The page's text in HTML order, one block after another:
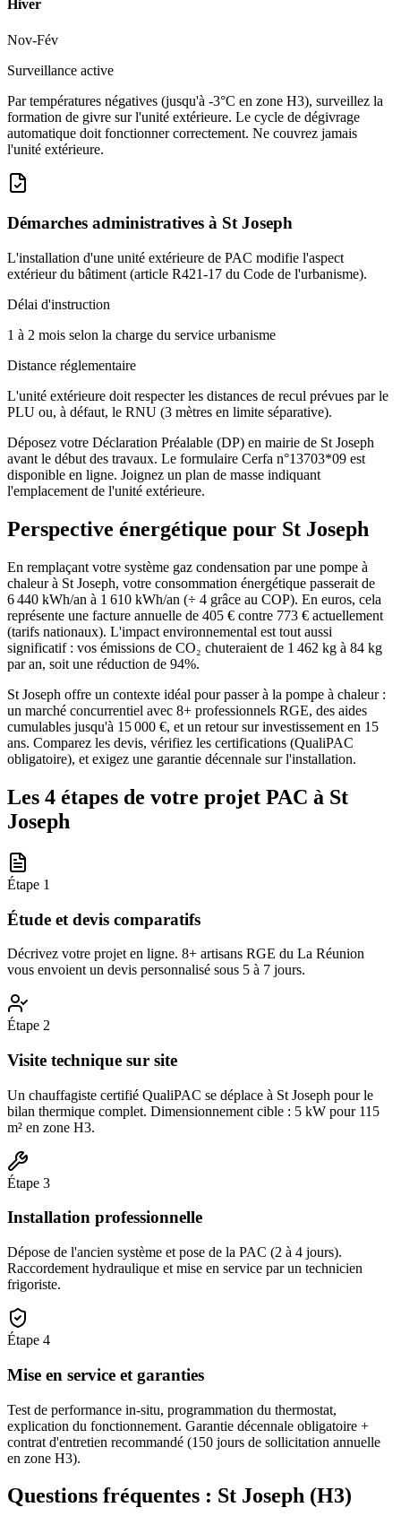
Hiver
Nov-Fév
Surveillance active
Par températures négatives (jusqu'à -3°C en zone H3), surveillez la
formation de givre sur l'unité extérieure. Le cycle de dégivrage
automatique doit fonctionner correctement. Ne couvrez jamais
l'unité extérieure.
Démarches administratives à St Joseph
L'installation d'une unité extérieure de PAC modifie l'aspect
extérieur du bâtiment (article R421-17 du Code de l'urbanisme).
Délai d'instruction
1 à 2 mois selon la charge du service urbanisme
Distance réglementaire
L'unité extérieure doit respecter les distances de recul prévues par le
PLU ou, à défaut, le RNU (3 mètres en limite séparative).
Déposez votre Déclaration Préalable (DP) en mairie de St Joseph
avant le début des travaux. Le formulaire Cerfa n°13703*09 est
disponible en ligne. Joignez un plan de masse indiquant
l'emplacement de l'unité extérieure.
Perspective énergétique pour St Joseph
En remplaçant votre système gaz condensation par une pompe à
chaleur à St Joseph, votre consommation énergétique passerait de
6 440 kWh/an à 1 610 kWh/an (÷ 4 grâce au COP). En euros, cela
représente une facture annuelle de 405 € contre 773 € actuellement
(tarifs nationaux). L'impact environnemental est tout aussi
significatif : vos émissions de CO₂ chuteraient de 1 462 kg à 84 kg
par an, soit une réduction de 94%.
St Joseph offre un contexte idéal pour passer à la pompe à chaleur :
un marché concurrentiel avec 8+ professionnels RGE, des aides
cumulables jusqu'à 15 000 €, et un retour sur investissement en 15
ans. Comparez les devis, vérifiez les certifications (QualiPAC
obligatoire), et exigez une garantie décennale sur l'installation.
Les 4 étapes de votre projet PAC à St
Joseph
Étape 1
Étude et devis comparatifs
Décrivez votre projet en ligne. 8+ artisans RGE du La Réunion
vous envoient un devis personnalisé sous 5 à 7 jours.
Étape 2
Visite technique sur site
Un chauffagiste certifié QualiPAC se déplace à St Joseph pour le
bilan thermique complet. Dimensionnement cible : 5 kW pour 115
m² en zone H3.
Étape 3
Installation professionnelle
Dépose de l'ancien système et pose de la PAC (2 à 4 jours).
Raccordement hydraulique et mise en service par un technicien
frigoriste.
Étape 4
Mise en service et garanties
Test de performance in-situ, programmation du thermostat,
explication du fonctionnement. Garantie décennale obligatoire +
contrat d'entretien recommandé (150 jours de sollicitation annuelle
en zone H3).
Questions fréquentes : St Joseph (H3)